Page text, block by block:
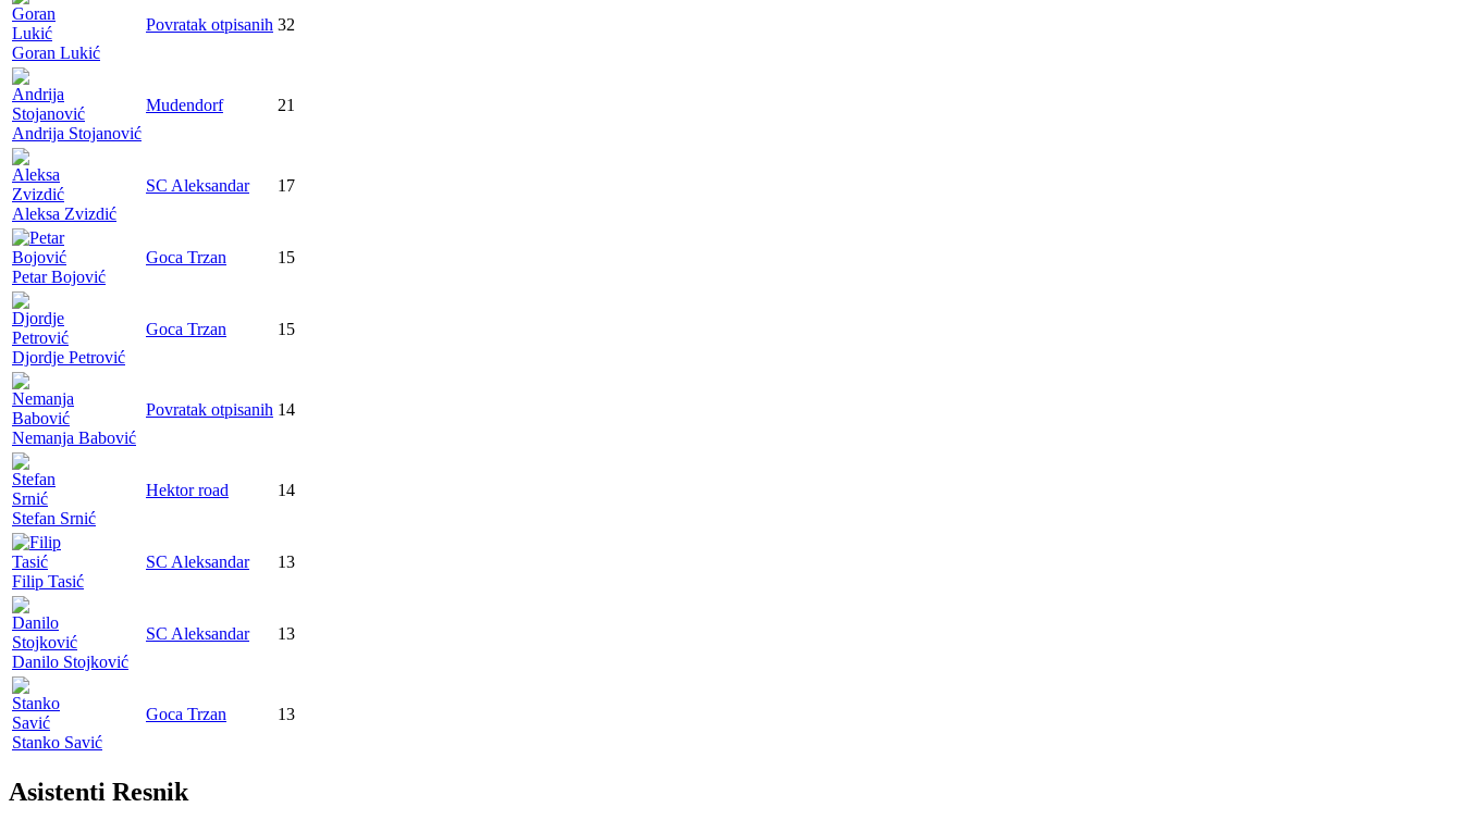
Goran Lukić
Povratak otpisanih 32
Andrija Stojanović
Mudendorf 21
Aleksa Zvizdić
SC Aleksandar 17
Petar Bojović
Goca Trzan 15
Djordje Petrović
Goca Trzan 15
Nemanja Babović
Povratak otpisanih 14
Stefan Srnić
Hektor road 14
Filip Tasić
SC Aleksandar 13
Danilo Stojković
SC Aleksandar 13
Stanko Savić
Goca Trzan 13
Asistenti Resnik